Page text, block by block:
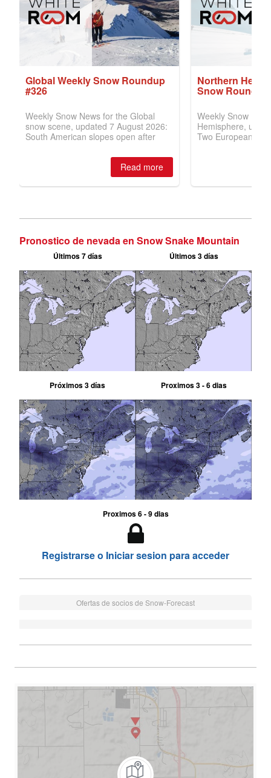
Pronostico de nevada en Snow Snake Mountain
Últimos 7 días Últimos 3 días
Próximos 3 días Proximos 3 - 6 dias
Proximos 6 - 9 dias
Registrarse o Iniciar sesion para acceder
Ofertas de socios de Snow-Forecast